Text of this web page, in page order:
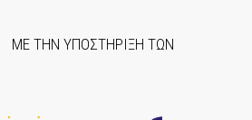
ΜΕ ΤΗΝ ΥΠΟΣΤΗΡΙΞΗ ΤΩΝ